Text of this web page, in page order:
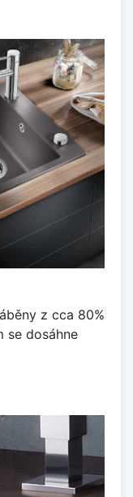
z cca 80%
se dosáhne